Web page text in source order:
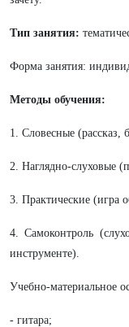
Тип занятия:
Форма занятия:
Методы обучения:
1. Словесные (рассказ,
2. Наглядно-слуховые
3. Практические (игра
4. Самоконтроль
инструменте).
Учебно-материальное
- гитара;